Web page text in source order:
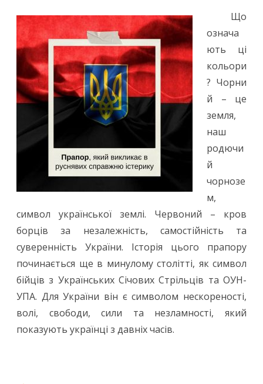
Що
означа
ють ці
кольори
? Чорни
й – це
земля,
наш
родючи
й
чорнозе
м,
символ української землі. Червоний – кров
борців за незалежність, самостійність та
суверенність України. Історія цього прапору
починається ще в минулому столітті, як символ
бійців з Українських Січових Стрільців та ОУН-
УПА. Для України він є символом нескореності,
волі, свободи, сили та незламності, який
показують українці з давніх часів.